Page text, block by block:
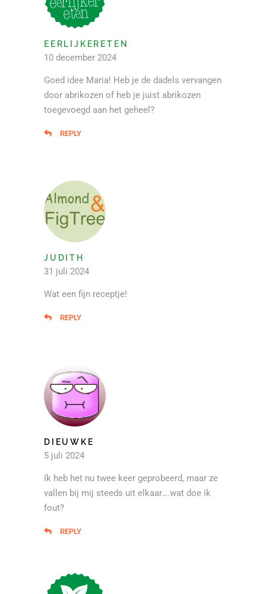
EERLIJKERETEN
10 december 2024
Goed idee Maria! Heb je de dadels vervangen
door abrikozen of heb je juist abrikozen
toegevoegd aan het geheel?
REPLY
JUDITH
31 juli 2024
Wat een fijn receptje!
REPLY
DIEUWKE
5 juli 2024
Ik heb het nu twee keer geprobeerd, maar ze
vallen bij mij steeds uit elkaar….wat doe ik
fout?
REPLY